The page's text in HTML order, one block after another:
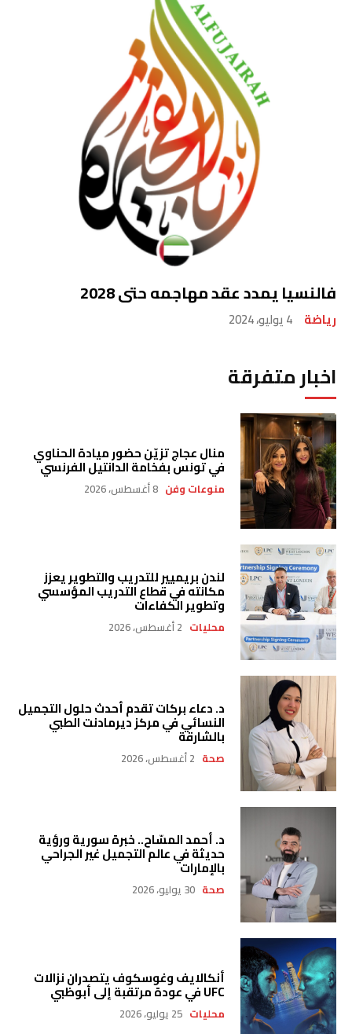
فالنسيا يمدد عقد مهاجمه حتى 2028
رياضة 4 يوليو، 2024
اخبار متفرقة
منال عجاج تزيّن حضور ميادة الحناوي
في تونس بفخامة الدانتيل الفرنسي
منوعات وفن 8 أغسطس، 2026
لندن بريميير للتدريب والتطوير يعزز
مكانته في قطاع التدريب المؤسسي
وتطوير الكفاءات
محليات 2 أغسطس، 2026
د. دعاء بركات تقدم أحدث حلول التجميل
النسائي في مركز ديرمادنت الطبي
بالشارقة
صحة 2 أغسطس، 2026
د. أحمد المسّاح.. خبرة سورية ورؤية
حديثة في عالم التجميل غير الجراحي
بالإمارات
صحة 30 يوليو، 2026
أنكالايف وغوسكوف يتصدران نزالات
UFC في عودة مرتقبة إلى أبوظبي
محليات 25 يوليو، 2026